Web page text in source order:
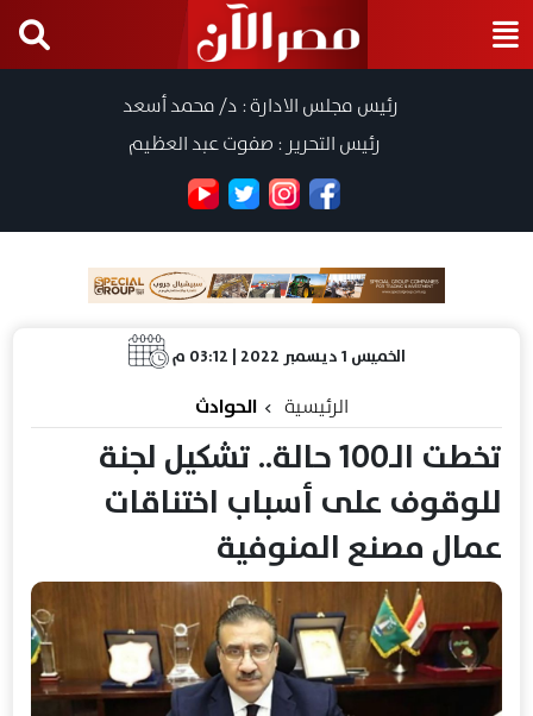
رئيس مجلس الادارة : د/ محمد أسعد
رئيس التحرير : صفوت عبد العظيم
الخميس 1 ديسمبر 2022 | 03:12 م
الرئيسية الحوادث
تخطت الـ100 حالة.. تشكيل لجنة
للوقوف على أسباب اختناقات
عمال مصنع المنوفية